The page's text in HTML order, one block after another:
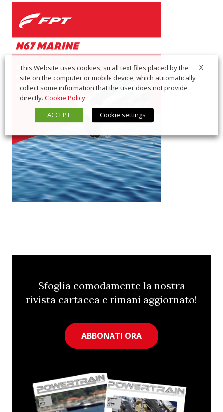
Sfoglia comodamente la nostra
rivista cartacea e rimani aggiornato!
ABBONATI ORA
X
This Website uses cookies, small text files placed by the
site on the computer or mobile device, which automatically
collect some information that the user does not provide
directly. Cookie Policy
ACCEPT
Cookie settings